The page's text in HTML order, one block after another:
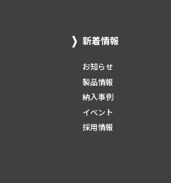
新着情報
お知らせ
製品情報
納入事例
イベント
採用情報